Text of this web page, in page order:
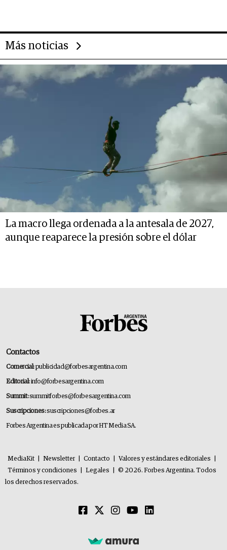
Más noticias
La macro llega ordenada a la antesala de 2027,
aunque reaparece la presión sobre el dólar
Contactos
Comercial:publicidad@forbesargentina.com
Editorial:info@forbesargentina.com
Summit:summitforbes@forbesargentina.com
Suscripciones:suscripciones@forbes.ar
Forbes Argentina es publicada por HT Media SA.
MediaKit Newsletter Contacto Valores y estándares editoriales
Términos y condiciones
Legales
© 2026. Forbes Argentina. Todos
los derechos reservados.